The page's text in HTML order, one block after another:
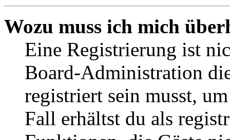
Wozu muss ich mich
Eine Registrierung ist
Board-Administration
registriert sein musst,
Fall erhältst du als